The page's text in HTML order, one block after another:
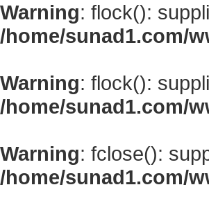
Warning: flock():
/home/sunad1.com/
Warning: flock():
/home/sunad1.com/
Warning: fclose():
/home/sunad1.com/